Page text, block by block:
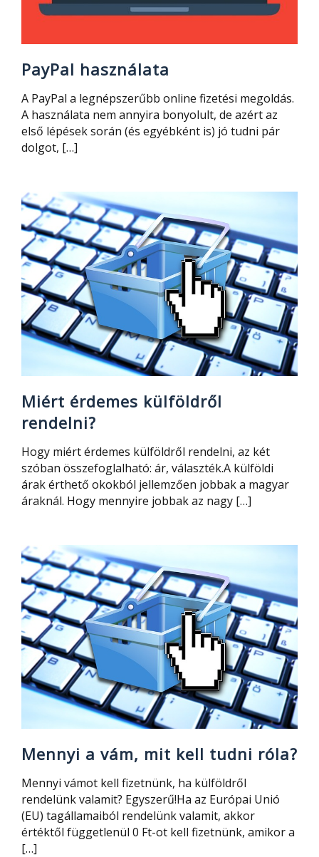
PayPal használata
A PayPal a legnépszerűbb online fizetési megoldás.
A használata nem annyira bonyolult, de azért az
első lépések során (és egyébként is) jó tudni pár
dolgot, […]
Miért érdemes külföldről
rendelni?
Hogy miért érdemes külföldről rendelni, az két
szóban összefoglalható: ár, választék.A külföldi
árak érthető okokból jellemzően jobbak a magyar
áraknál. Hogy mennyire jobbak az nagy […]
Mennyi a vám, mit kell tudni róla?
Mennyi vámot kell fizetnünk, ha külföldről
rendelünk valamit? Egyszerű!Ha az Európai Unió
(EU) tagállamaiból rendelünk valamit, akkor
értéktől függetlenül 0 Ft-ot kell fizetnünk, amikor a
[…]